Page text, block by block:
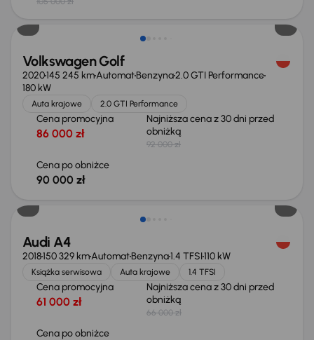
Taniej o 2 000 zł
Volkswagen Golf
2020145 245 kmAutomatBenzyna2.0 GTI Performance
180 kW
Auta krajowe 2.0 GTI Performance
Cena promocyjna
86 000 zł
Najniższa cena z 30 dni przed
obniżką
92 000 zł
Cena po obniżce
90 000 zł
Audi A4
2018150 329 kmAutomatBenzyna1.4 TFSI110 kW
Książka serwisowa Auta krajowe 1.4 TFSI
Cena promocyjna
61 000 zł
Najniższa cena z 30 dni przed
obniżką
66 000 zł
Cena po obniżce